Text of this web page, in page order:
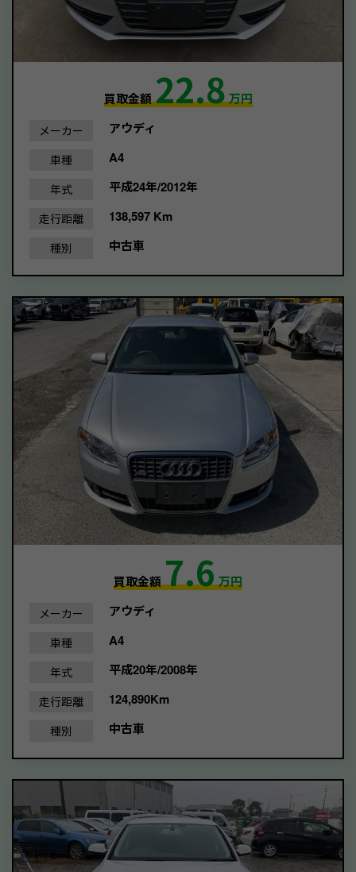
買取金額22.8万円
メーカー アウディ
車種 A4
年式 平成24年/2012年
走行距離 138,597 Km
種別 中古車
買取金額7.6万円
メーカー アウディ
車種 A4
年式 平成20年/2008年
走行距離 124,890Km
種別 中古車